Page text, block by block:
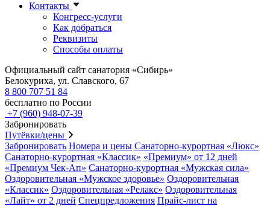
Контакты
Конгресс-услуги
Как добраться
Реквизиты
Способы оплаты
Официальный сайт санатория «Сибирь»
Белокуриха, ул. Славского, 67
8 800 707 51 84
бесплатно по России
+7 (960) 948-07-39
Забронировать
Путёвки/цены
Забронировать Номера и цены Санаторно-курортная «Люкс»
Санаторно-курортная «Классик» «Премиум» от 12 дней
«Премиум Чек-Ап» Санаторно-курортная «Мужская сила»
Оздоровительная «Мужское здоровье» Оздоровительная
«Классик» Оздоровительная «Релакс» Оздоровительная
«Лайт» от 2 дней Спецпредложения Прайс-лист на